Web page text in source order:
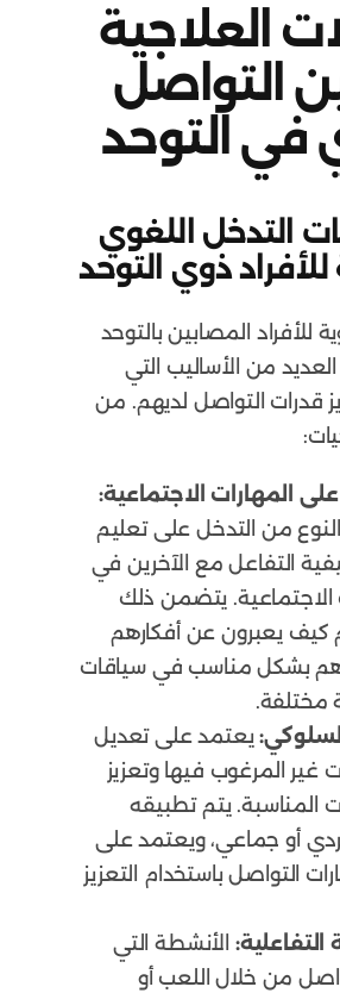
العلاجية
التواصل
في التوحد
التدخل اللغوي
للأفراد ذوي التوحد
للأفراد المصابين بالتوحد
من الأساليب التي
قدرات التواصل لديهم. من
على المهارات الاجتماعية:
النوع من التدخل على تعليم
التفاعل مع الآخرين في
الاجتماعية. يتضمن ذلك
كيف يعبرون عن أفكارهم
بشكل مناسب في سياقات
مختلفة.
يعتمد على تعديل
غير المرغوب فيها وتعزيز
المناسبة. يتم تطبيقه
أو جماعي، ويعتمد على
التواصل باستخدام التعزيز
التفاعلية: الأنشطة التي
من خلال اللعب أو